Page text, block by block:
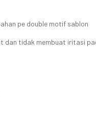
pe double motif sablon
dan tidak membuat iritasi